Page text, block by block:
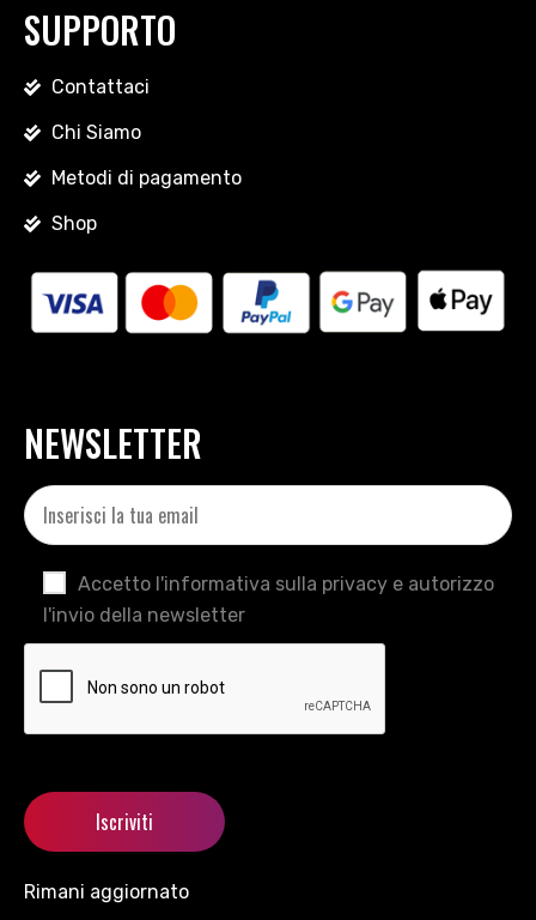
SUPPORTO
Contattaci
Chi Siamo
Metodi di pagamento
Shop
NEWSLETTER
Accetto l'informativa sulla privacy e autorizzo
l'invio della newsletter
Rimani aggiornato